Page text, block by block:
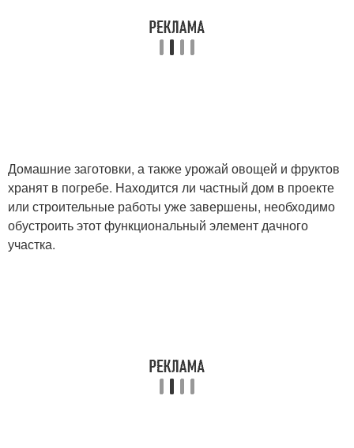
Домашние заготовки, а также урожай овощей и фруктов
хранят в погребе. Находится ли частный дом в проекте
или строительные работы уже завершены, необходимо
обустроить этот функциональный элемент дачного
участка.